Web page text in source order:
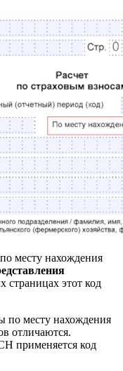
месту нахождения
страницах этот код
по месту нахождения
отличаются.
применяется код